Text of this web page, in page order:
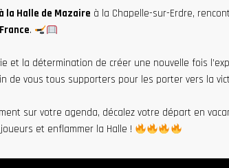
la Halle de Mazaire à la Chapelle-sur-Erdre,
.
et la détermination de créer une nouvelle fois
de vous tous supporters pour les porter vers la
sur votre agenda, décalez votre départ en
et enflammer la Halle !